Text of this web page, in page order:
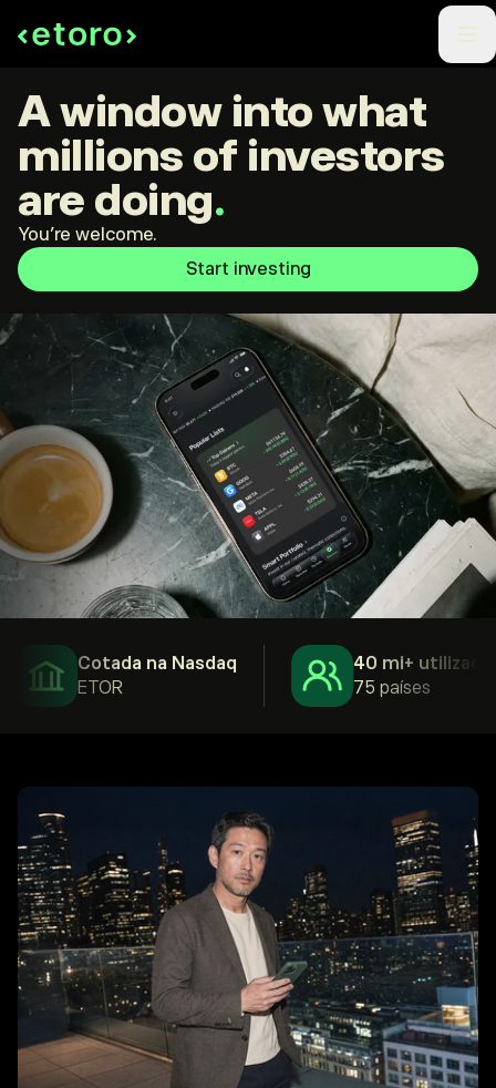
A window into what
millions of investors
are doing.
You're welcome.
Start investing
Cotada na Nasdaq
ETOR
40 mi+ utilizadores
75 países